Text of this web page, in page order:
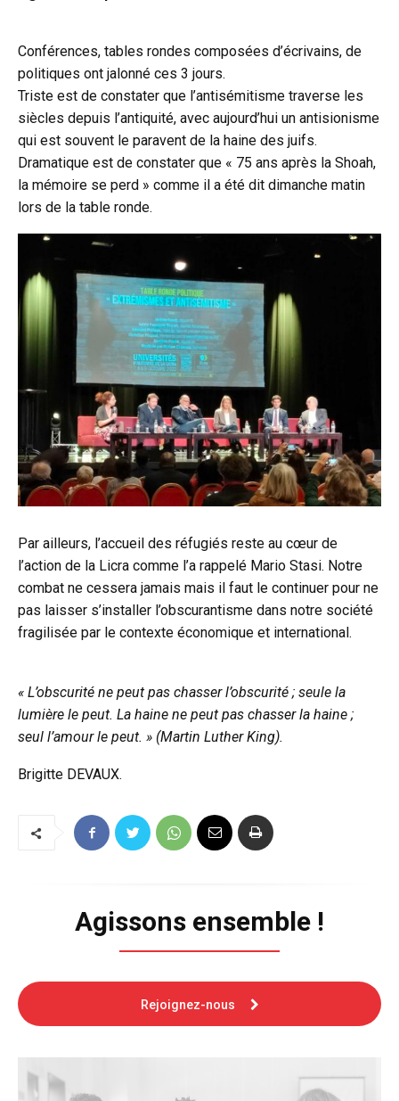
Conférences, tables rondes composées d’écrivains, de
politiques ont jalonné ces 3 jours.
Triste est de constater que l’antisémitisme traverse les
siècles depuis l’antiquité, avec aujourd’hui un antisionisme
qui est souvent le paravent de la haine des juifs.
Dramatique est de constater que « 75 ans après la Shoah,
la mémoire se perd » comme il a été dit dimanche matin
lors de la table ronde.
Par ailleurs, l’accueil des réfugiés reste au cœur de
l’action de la Licra comme l’a rappelé Mario Stasi. Notre
combat ne cessera jamais mais il faut le continuer pour ne
pas laisser s’installer l’obscurantisme dans notre société
fragilisée par le contexte économique et international.
« L’obscurité ne peut pas chasser l’obscurité ; seule la
lumière le peut. La haine ne peut pas chasser la haine ;
seul l’amour le peut. » (Martin Luther King).
Brigitte DEVAUX.
Agissons ensemble !
Rejoignez-nous